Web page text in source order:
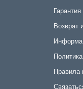
Возврат
Правила